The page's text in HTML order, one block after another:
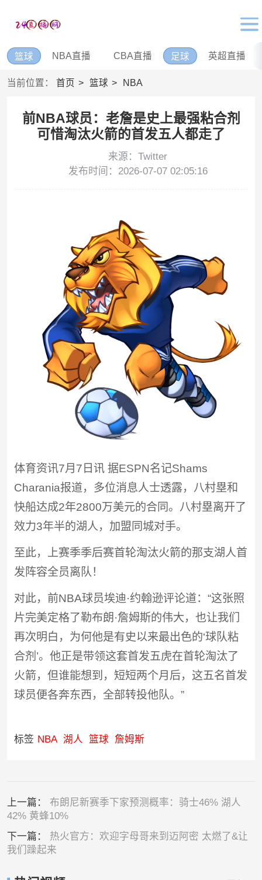
篮球 NBA直播 CBA直播 足球 英超直播
当前位置： 首页 篮球 NBA
前NBA球员：老詹是史上最强粘合剂
可惜淘汰火箭的首发五人都走了
来源：Twitter
发布时间：2026-07-07 02:05:16
体育资讯7月7日讯 据ESPN名记Shams
Charania报道，多位消息人士透露，八村塁和
快船达成2年2800万美元的合同。八村塁离开了
效力3年半的湖人，加盟同城对手。
至此，上赛季季后赛首轮淘汰火箭的那支湖人首
发阵容全员离队！
对此，前NBA球员埃迪·约翰逊评论道：“这张照
片完美定格了勒布朗·詹姆斯的伟大，也让我们
再次明白，为何他是有史以来最出色的‘球队粘
合剂’。他正是带领这套首发五虎在首轮淘汰了
火箭，但谁能想到，短短两个月后，这五名首发
球员便各奔东西，全部转投他队。”
标签 NBA 湖人 篮球 詹姆斯
上一篇： 布朗尼新赛季下家预测概率：骑士46% 湖人
42% 黄蜂10%
下一篇： 热火官方：欢迎字母哥来到迈阿密 太燃了&让
我们躁起来